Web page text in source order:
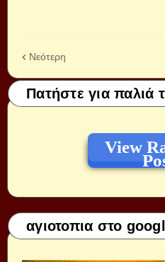
Νεότερη
Πατήστε για παλιά
View
αγιοτοπια στο